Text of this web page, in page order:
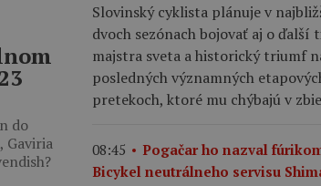
do
Gaviria
Slovinský cyklista plánuje v
dvoch sezónach bojovať aj o ďalší
majstra sveta a historický triumf
posledných významných
pretekoch, ktoré mu chýbajú v
08:45
Pogačar ho nazval
Bicykel neutrálneho servisu